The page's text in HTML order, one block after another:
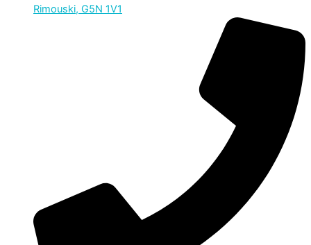
Rimouski, G5N 1V1